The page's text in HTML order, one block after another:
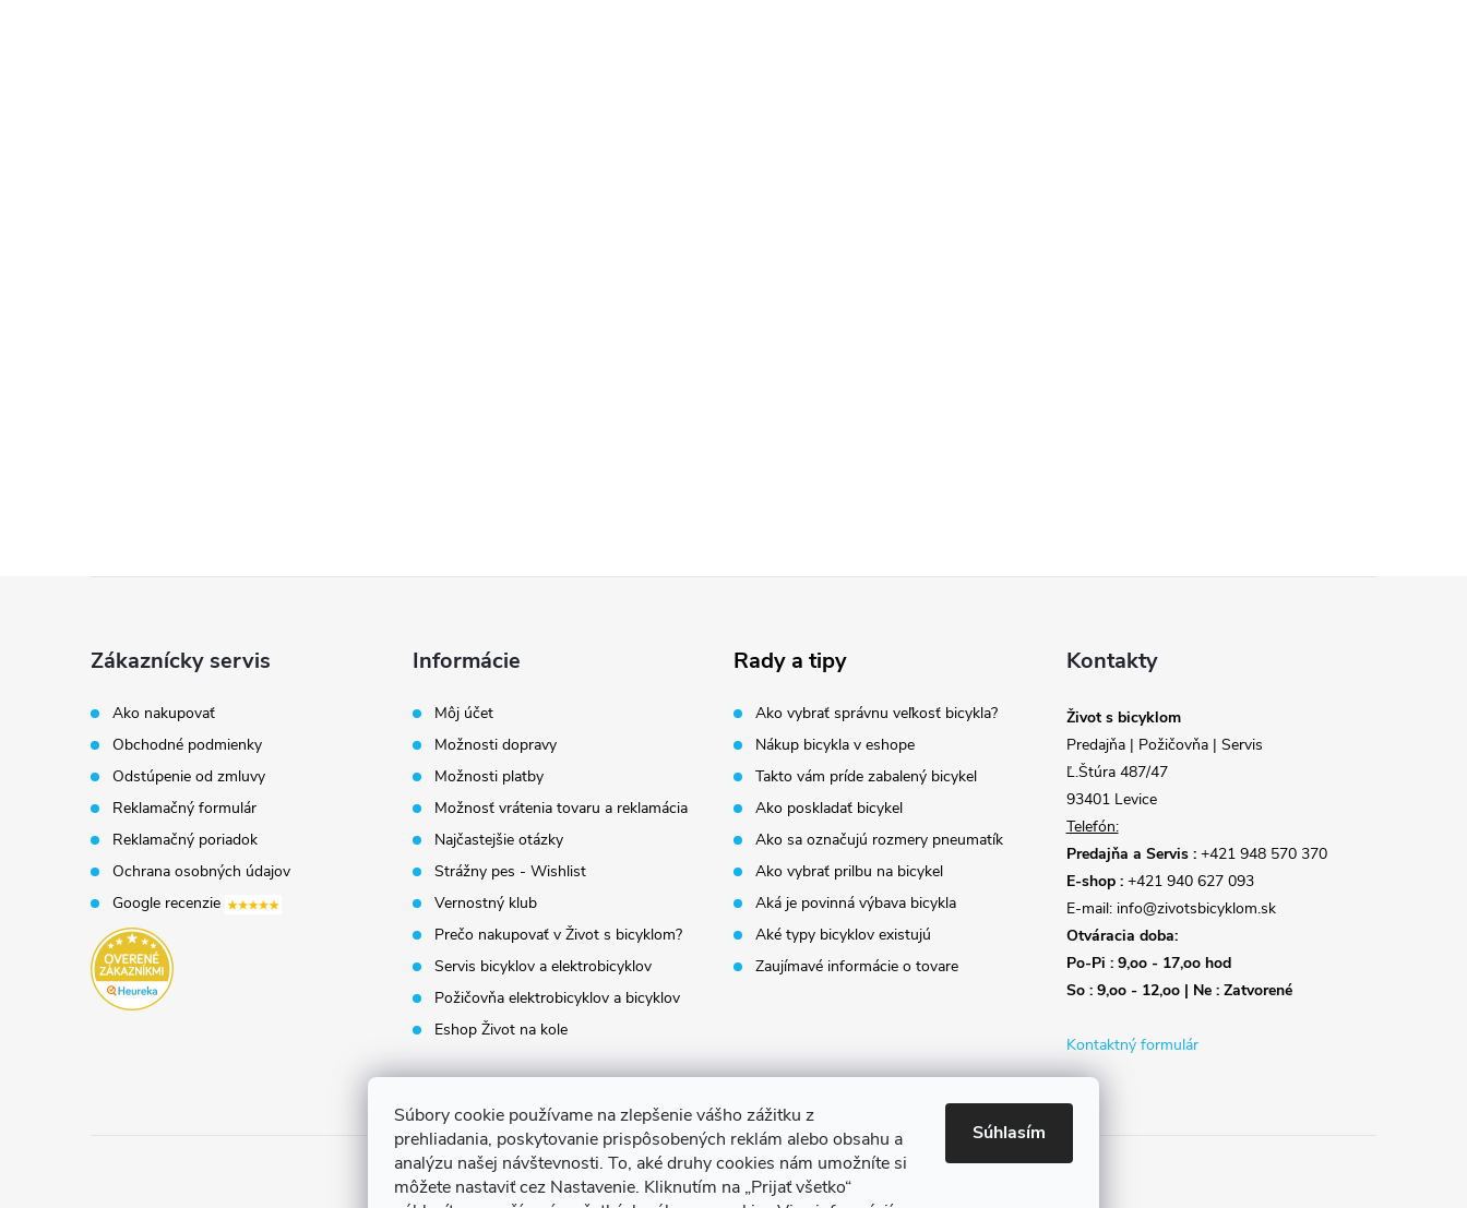
Súbory cookie používame na zlepšenie vášho zážitku z
prehliadania, poskytovanie prispôsobených reklám alebo obsahu a
analýzu našej návštevnosti. To, aké druhy cookies nám umožníte si
môžete nastaviť cez Nastavenie. Kliknutím na „Prijať všetko“
Súhlasím
Zákaznícky servis
Ako nakupovať
Obchodné podmienky
Odstúpenie od zmluvy
Reklamačný formulár
Reklamačný poriadok
Ochrana osobných údajov
Google recenzie
Informácie
Môj účet
Možnosti dopravy
Možnosti platby
Možnosť vrátenia tovaru a reklamácia
Najčastejšie otázky
Strážny pes - Wishlist
Vernostný klub
Prečo nakupovať v Život s bicyklom?
Servis bicyklov a elektrobicyklov
Požičovňa elektrobicyklov a bicyklov
Eshop Život na kole
Rady a tipy
Ako vybrať správnu veľkosť bicykla?
Nákup bicykla v eshope
Takto vám príde zabalený bicykel
Ako poskladať bicykel
Ako sa označujú rozmery pneumatík
Ako vybrať prilbu na bicykel
Aká je povinná výbava bicykla
Aké typy bicyklov existujú
Zaujímavé informácie o tovare
Kontakty
Život s bicyklom
Predajňa | Požičovňa | Servis
Ľ.Štúra 487/47
93401 Levice
Telefón:
Predajňa a Servis :+421 948 570 370
E-shop : +421 940 627 093
E-mail: info@zivotsbicyklom.sk
Otváracia doba:
Po-Pi : 9,oo - 17,oo hod
So : 9,oo - 12,oo | Ne : Zatvorené
Kontaktný formulár